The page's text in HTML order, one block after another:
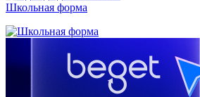
Школьная форма